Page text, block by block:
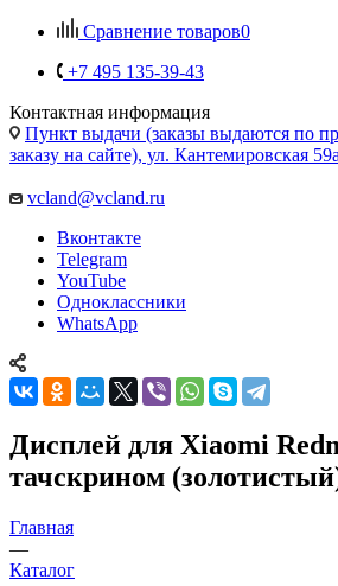
Контактная информация
Пункт выдачи (заказы выдаются по
заказу на сайте), ул. Кантемировская 59а
vcland@vcland.ru
Вконтакте
Telegram
YouTube
Одноклассники
WhatsApp
Дисплей для Xiaomi
тачскрином (золотистый)
Главная
—
Каталог
Запчасти для мобильных телефонов
Запчасти для телефонов Xiaomi